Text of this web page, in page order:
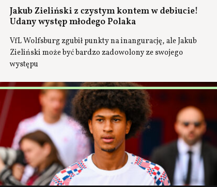
Jakub Zieliński z czystym kontem w debiucie!
Udany występ młodego Polaka
VfL Wolfsburg zgubił punkty na inangurację, ale Jakub
Zieliński może być bardzo zadowolony ze swojego
występu